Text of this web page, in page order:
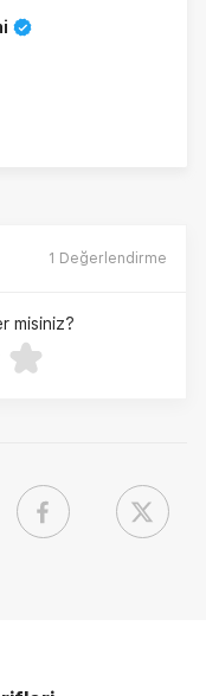
1 Değerlendirme
misiniz?